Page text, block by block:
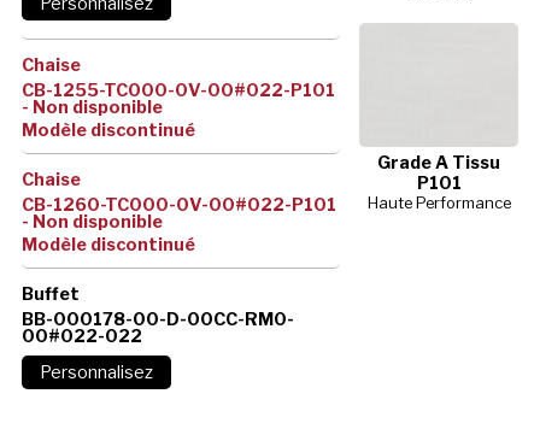
Grade A Tissu
P101
Haute Performance
Chaise
CB-1255-TC000-0V-00#022-P101
- Non disponible
Modèle discontinué
Chaise
CB-1260-TC000-0V-00#022-P101
- Non disponible
Modèle discontinué
Buffet
BB-000178-00-D-00CC-RM0-
00#022-022